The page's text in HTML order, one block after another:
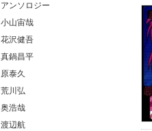
アンソロジー
小山宙哉
花沢健吾
真鍋昌平
原泰久
荒川弘
奥浩哉
渡辺航